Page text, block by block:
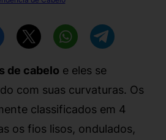
de cabelo e eles se
com suas curvaturas. Os
classificados em 4
os fios lisos, ondulados,